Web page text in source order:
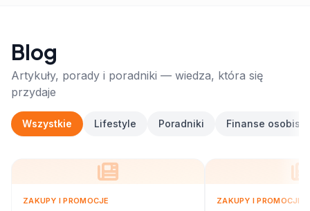
Blog
Artykuły, porady i poradniki — wiedza, która się
przydaje
Wszystkie Lifestyle Poradniki Finanse osobiste
ZAKUPY I PROMOCJE ZAKUPY I PROMOCJE